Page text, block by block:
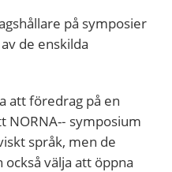
på symposier
de enskilda
att föredrag på en
NORNA-­‐ symposium
språk, men de
välja att öppna